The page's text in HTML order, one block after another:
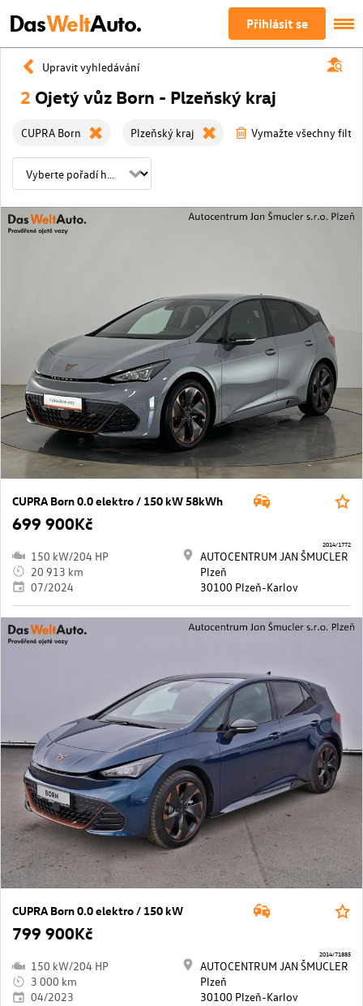
DasWeltAuto. Přihlásit se
Upravit vyhledávání
2 Ojetý vůz Born - Plzeňský kraj
CUPRA Born Plzeňský kraj Vymažte všechny filtry
CUPRA Born 0.0 elektro / 150 kW 58kWh
699 900Kč
150 kW/204 HP
20 913 km
07/2024
AUTOCENTRUM JAN ŠMUCLER
Plzeň
30100 Plzeň-Karlov
2014/1772
CUPRA Born 0.0 elektro / 150 kW
799 900Kč
150 kW/204 HP
3 000 km
04/2023
AUTOCENTRUM JAN ŠMUCLER
Plzeň
30100 Plzeň-Karlov
2014/71885